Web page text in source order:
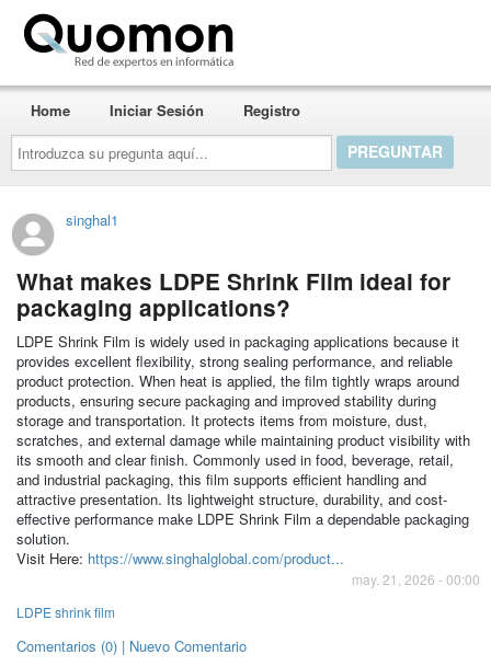
Introduzca
su
pregunta
aquí...
Home Iniciar Sesión Registro
singhal1
What makes LDPE Shrink Film ideal for
packaging applications?
LDPE Shrink Film is widely used in packaging applications because it
provides excellent flexibility, strong sealing performance, and reliable
product protection. When heat is applied, the film tightly wraps around
products, ensuring secure packaging and improved stability during
storage and transportation. It protects items from moisture, dust,
scratches, and external damage while maintaining product visibility with
its smooth and clear finish. Commonly used in food, beverage, retail,
and industrial packaging, this film supports efficient handling and
attractive presentation. Its lightweight structure, durability, and cost-
effective performance make LDPE Shrink Film a dependable packaging
solution.
Visit Here: https://www.singhalglobal.com/product...
may. 21, 2026 - 00:00
LDPE shrink film
Comentarios (0) | Nuevo Comentario